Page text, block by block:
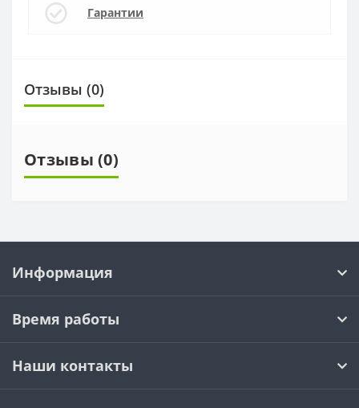
Гарантии
Отзывы (0)
Отзывы (0)
Информация
Время работы
Наши контакты